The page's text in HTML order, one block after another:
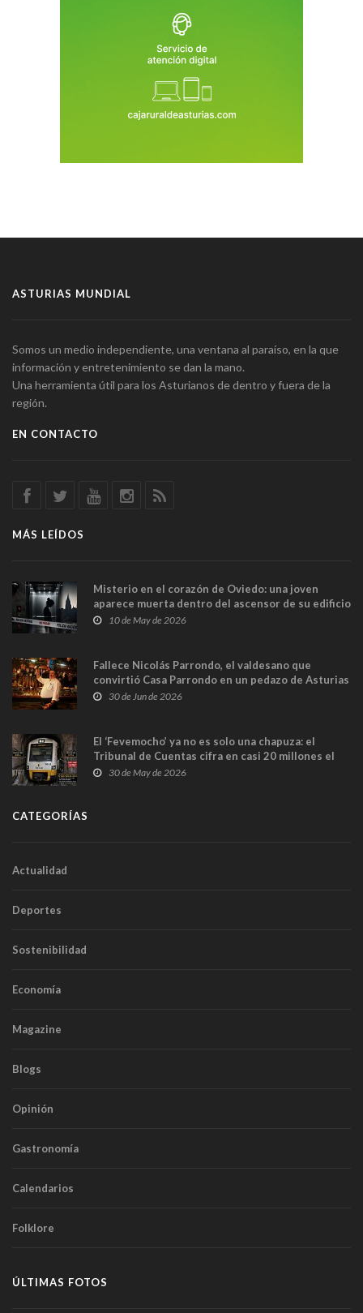
ASTURIAS MUNDIAL
Somos un medio independiente, una ventana al paraíso, en la que
información y entretenimiento se dan la mano.
Una herramienta útil para los Asturianos de dentro y fuera de la
región.
EN CONTACTO
MÁS LEÍDOS
Misterio en el corazón de Oviedo: una joven
aparece muerta dentro del ascensor de su edificio
y las cámaras captan sus últimos minutos
10 de May de 2026
Fallece Nicolás Parrondo, el valdesano que
convirtió Casa Parrondo en un pedazo de Asturias
en Madrid
30 de Jun de 2026
El ‘Fevemocho’ ya no es solo una chapuza: el
Tribunal de Cuentas cifra en casi 20 millones el
sobrecoste de los trenes que no cabían por los
30 de May de 2026
CATEGORÍAS
Actualidad
Deportes
Sostenibilidad
Economía
Magazine
Blogs
Opinión
Gastronomía
Calendarios
Folklore
ÚLTIMAS FOTOS